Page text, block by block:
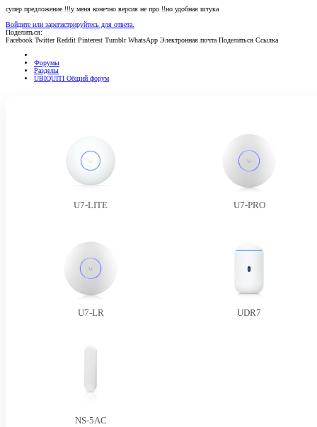
супер предложение !!!у меня конечно версия не про !!но удобная штука
Войдите или зарегистрируйтесь для ответа.
Поделиться:
Facebook Twitter Reddit Pinterest Tumblr WhatsApp Электронная почта Поделиться Ссылка
Форумы
Разделы
UBIQUITI Общий форум
U7-LITE U7-PRO
U7-LR UDR7
NS-5AC